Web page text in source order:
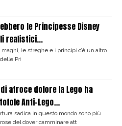
le Principesse Disney
realistici...
le streghe e i principi c’è un altro
Pri
atroce dolore la Lego ha
Anti-Lego...
sadica in questo mondo sono più
del dover camminare att